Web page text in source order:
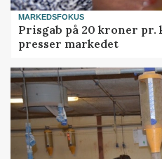
MARKEDSFOKUS
Prisgab på 20 kroner pr.
presser markedet